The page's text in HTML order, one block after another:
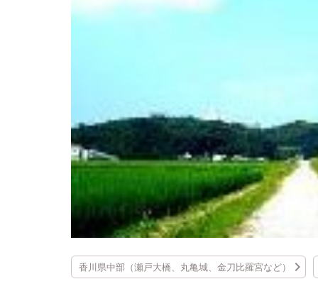
香川県中部（瀬戸大橋、丸亀城、金刀比羅宮など）